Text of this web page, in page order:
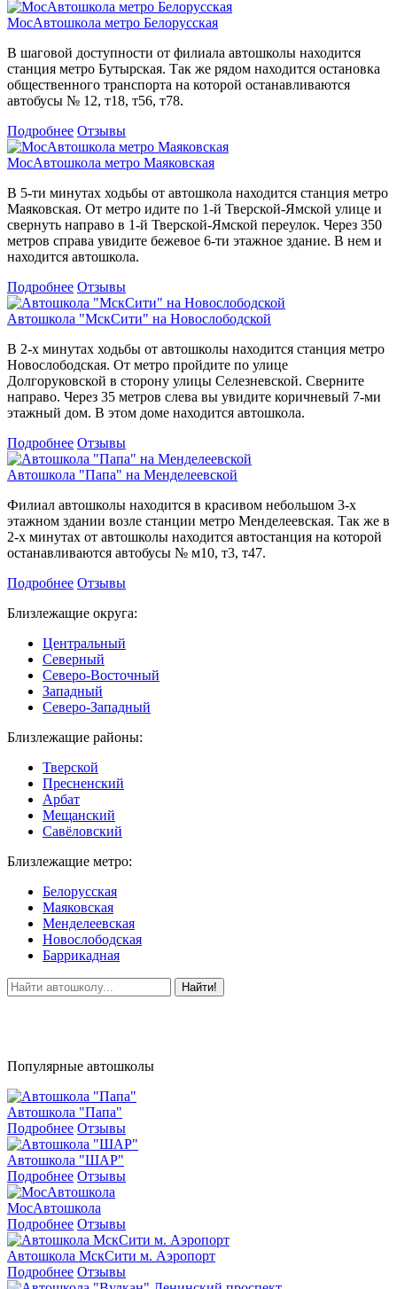
МосАвтошкола метро Белорусская
В шаговой доступности от филиала автошколы находится
станция метро Бутырская. Так же рядом находится остановка
общественного транспорта на которой останавливаются
автобусы № 12, т18, т56, т78.
Подробнее Отзывы
МосАвтошкола метро Маяковская
В 5-ти минутах ходьбы от автошкола находится станция метро
Маяковская. От метро идите по 1-й Тверской-Ямской улице и
свернуть направо в 1-й Тверской-Ямской переулок. Через 350
метров справа увидите бежевое 6-ти этажное здание. В нем и
находится автошкола.
Подробнее Отзывы
Автошкола "МскСити" на Новослободской
В 2-х минутах ходьбы от автошколы находится станция метро
Новослободская. От метро пройдите по улице
Долгоруковской в сторону улицы Селезневской. Сверните
направо. Через 35 метров слева вы увидите коричневый 7-ми
этажный дом. В этом доме находится автошкола.
Подробнее Отзывы
Автошкола "Папа" на Менделеевской
Филиал автошколы находится в красивом небольшом 3-х
этажном здании возле станции метро Менделеевская. Так же в
2-х минутах от автошколы находится автостанция на которой
останавливаются автобусы № м10, т3, т47.
Подробнее Отзывы
Близлежащие округа:
Центральный
Северный
Северо-Восточный
Западный
Северо-Западный
Близлежащие районы:
Тверской
Пресненский
Арбат
Мещанский
Савёловский
Близлежащие метро:
Белорусская
Маяковская
Менделеевская
Новослободская
Баррикадная
Найти!
Популярные автошколы
Автошкола "Папа"
Подробнее Отзывы
Автошкола "ШАР"
Подробнее Отзывы
МосАвтошкола
Подробнее Отзывы
Автошкола МскСити м. Аэропорт
Подробнее Отзывы